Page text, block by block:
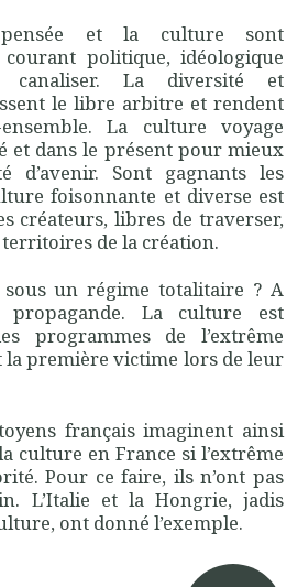
et la culture sont
politique, idéologique
La diversité et
le libre arbitre et rendent
La culture voyage
et dans le présent pour mieux
d’avenir. Sont gagnants les
foisonnante et diverse est
créateurs, libres de traverser,
de la création.
un régime totalitaire ? A
La culture est
programmes de l’extrême
première victime lors de leur
français imaginent ainsi
culture en France si l’extrême
Pour ce faire, ils n’ont pas
L’Italie et la Hongrie, jadis
ont donné l’exemple.